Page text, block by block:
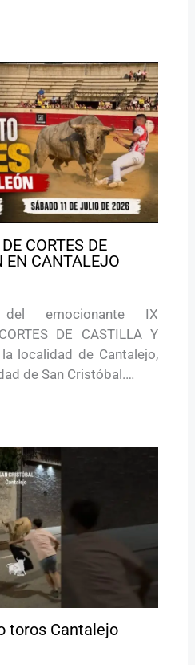
CORTES DE
EN CANTALEJO
emocionante IX
DE CASTILLA Y
localidad de Cantalejo,
de San Cristóbal.…
toros Cantalejo